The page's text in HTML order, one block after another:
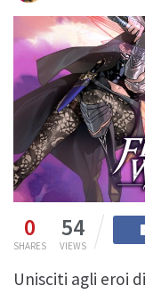
0
SHARES
54
VIEWS
Unisciti agli eroi